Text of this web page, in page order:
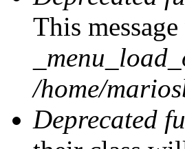
This
/home/
Deprecated